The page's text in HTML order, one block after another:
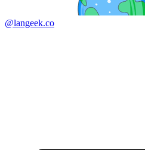
@langeek.co